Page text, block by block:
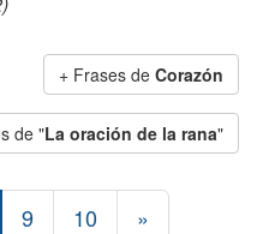
+ Frases de Corazón
de "La oración de la rana"
9 10 »